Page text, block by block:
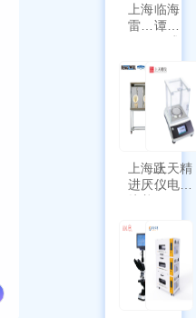
上海
雷磁
符合
新国
标带
功能
临海
谭氏
干式
泵
SPL-
10
上海跃
进厌氧
培养箱
III-T
上天精
仪电子
带审计
追踪功
能